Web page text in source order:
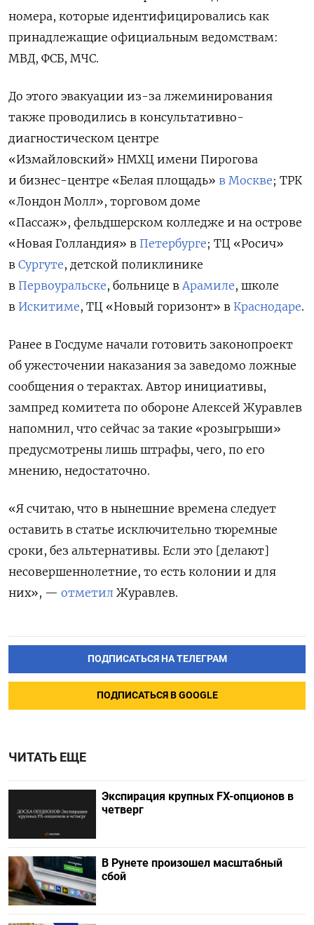
номера, которые идентифицировались как
принадлежащие официальным ведомствам:
МВД, ФСБ, МЧС.
До этого эвакуации из-за лжеминирования
также проводились в консультативно-
диагностическом центре
«Измайловский» НМХЦ имени Пирогова
и бизнес-центре «Белая площадь» в Москве; ТРК
«Лондон Молл», торговом доме
«Пассаж», фельдшерском колледже и на острове
«Новая Голландия» в Петербурге; ТЦ «Росич»
в Сургуте, детской поликлинике
в Первоуральске, больнице в Арамиле, школе
в Искитиме, ТЦ «Новый горизонт» в Краснодаре.
Ранее в Госдуме начали готовить законопроект
об ужесточении наказания за заведомо ложные
сообщения о терактах. Автор инициативы,
зампред комитета по обороне Алексей Журавлев
напомнил, что сейчас за такие «розыгрыши»
предусмотрены лишь штрафы, чего, по его
мнению, недостаточно.
«Я считаю, что в нынешние времена следует
оставить в статье исключительно тюремные
сроки, без альтернативы. Если это [делают]
несовершеннолетние, то есть колонии и для
них», — отметил Журавлев.
ПОДПИСАТЬСЯ НА ТЕЛЕГРАМ
ПОДПИСАТЬСЯ В GOOGLE
ЧИТАТЬ ЕЩЕ
Экспирация крупных FX-опционов в
четверг
В Рунете произошел масштабный
сбой